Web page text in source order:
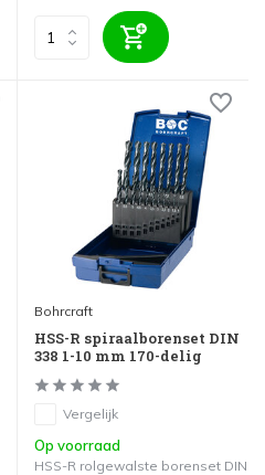
Bohrcraft
HSS-R spiraalborenset DIN
338 1-10 mm 170-delig
Vergelijk
Op voorraad
HSS-R rolgewalste borenset DIN